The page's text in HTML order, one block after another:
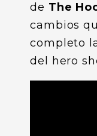
de The
cambios
completo
del hero